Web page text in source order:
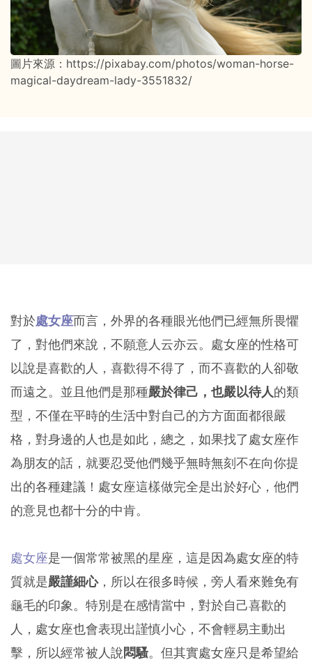
圖片來源：https://pixabay.com/photos/woman-horse-
magical-daydream-lady-3551832/
對於處女座而言，外界的各種眼光他們已經無所畏懼
了，對他們來說，不願意人云亦云。處女座的性格可
以說是喜歡的人，喜歡得不得了，而不喜歡的人卻敬
而遠之。並且他們是那種嚴於律己，也嚴以待人的類
型，不僅在平時的生活中對自己的方方面面都很嚴
格，對身邊的人也是如此，總之，如果找了處女座作
為朋友的話，就要忍受他們幾乎無時無刻不在向你提
出的各種建議！處女座這樣做完全是出於好心，他們
的意見也都十分的中肯。
處女座是一個常常被黑的星座，這是因為處女座的特
質就是嚴謹細心，所以在很多時候，旁人看來難免有
龜毛的印象。特別是在感情當中，對於自己喜歡的
人，處女座也會表現出謹慎小心，不會輕易主動出
擊，所以經常被人說 悶騷。但其實處女座只是希望給